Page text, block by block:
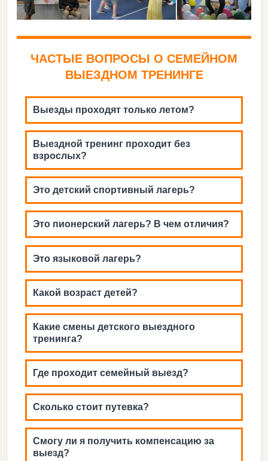
ЧАСТЫЕ ВОПРОСЫ О СЕМЕЙНОМ
ВЫЕЗДНОМ ТРЕНИНГЕ
Выезды проходят только летом?
Выездной тренинг проходит без
взрослых?
Это детский спортивный лагерь?
Это пионерский лагерь? В чем отличия?
Это языковой лагерь?
Какой возраст детей?
Какие смены детского выездного
тренинга?
Где проходит семейный выезд?
Сколько стоит путевка?
Смогу ли я получить компенсацию за
выезд?